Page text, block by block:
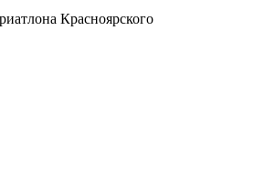
Красноярского